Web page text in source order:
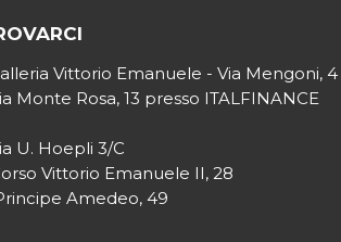
Vittorio Emanuele - Via Mengoni, 4
Monte Rosa, 13 presso ITALFINANCE
U. Hoepli 3/C
Vittorio Emanuele II, 28
Amedeo, 49